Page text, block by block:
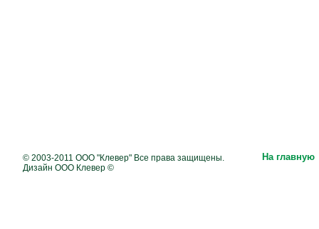
© 2003-2011 ООО "Клевер" Все права защищены.
Дизайн ООО Клевер ©
На главную